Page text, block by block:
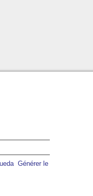
Générer le